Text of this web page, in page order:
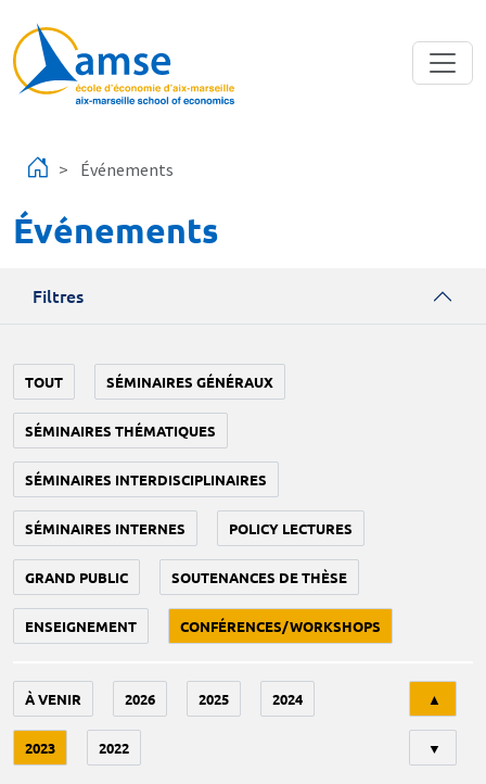
Événements
Événements
Filtres
TOUT SÉMINAIRES GÉNÉRAUX
SÉMINAIRES THÉMATIQUES
SÉMINAIRES INTERDISCIPLINAIRES
SÉMINAIRES INTERNES POLICY LECTURES
GRAND PUBLIC SOUTENANCES DE THÈSE
ENSEIGNEMENT CONFÉRENCES/WORKSHOPS
À VENIR 2026 2025 2024
2023 2022
▲
▼